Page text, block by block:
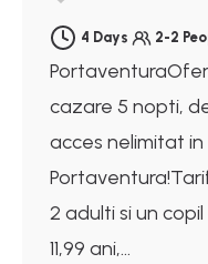
4 Days 2-2
cazare 5 nopti,
acces nelimitat in
2 adulti si un
11,99 ani,...